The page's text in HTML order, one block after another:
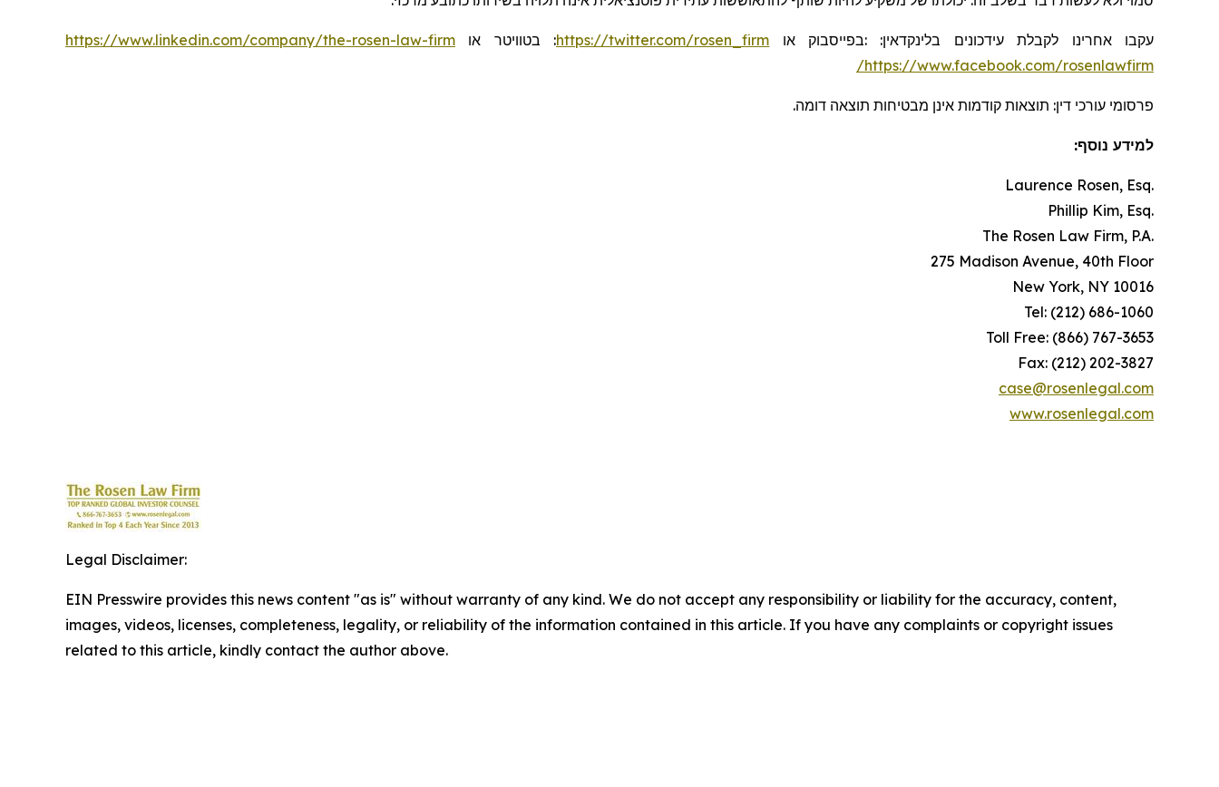
עקבו אחרינו לקבלתעידכונים בלינקדאין:
https://www.linkedin.com/company/the-rosen-law-firm או בטוויטר :https://twitter.com/rosen_firm או בפייסבוק:
https://www.facebook.com/rosenlawfirm/
פרסומי עורכי דין: תוצאות קודמות אינן מבטיחות תוצאה דומה.
למידע נוסף:
Laurence Rosen, Esq.
Phillip Kim, Esq.
The Rosen Law Firm, P.A.
275 Madison Avenue, 40th Floor
New York, NY 10016
Tel: (212) 686-1060
Toll Free: (866) 767-3653
Fax: (212) 202-3827
case@rosenlegal.com
www.rosenlegal.com
Legal Disclaimer:
EIN Presswire provides this news content "as is" without warranty of any kind. We do not accept any responsibility or liability for the accuracy, content,
images, videos, licenses, completeness, legality, or reliability of the information contained in this article. If you have any complaints or copyright issues
related to this article, kindly contact the author above.